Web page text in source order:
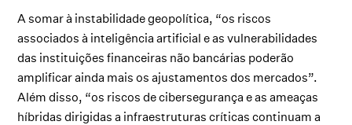
A somar à instabilidade geopolítica, “os riscos
associados à inteligência artificial e as vulnerabilidades
das instituições financeiras não bancárias poderão
amplificar ainda mais os ajustamentos dos mercados”.
Além disso, “os riscos de cibersegurança e as ameaças
híbridas dirigidas a infraestruturas críticas continuam a